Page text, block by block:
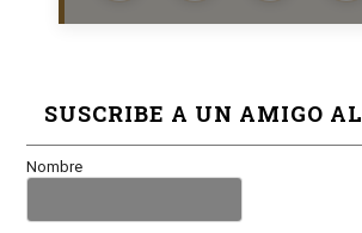
SUSCRIBE A UN AMIGO
Nombre